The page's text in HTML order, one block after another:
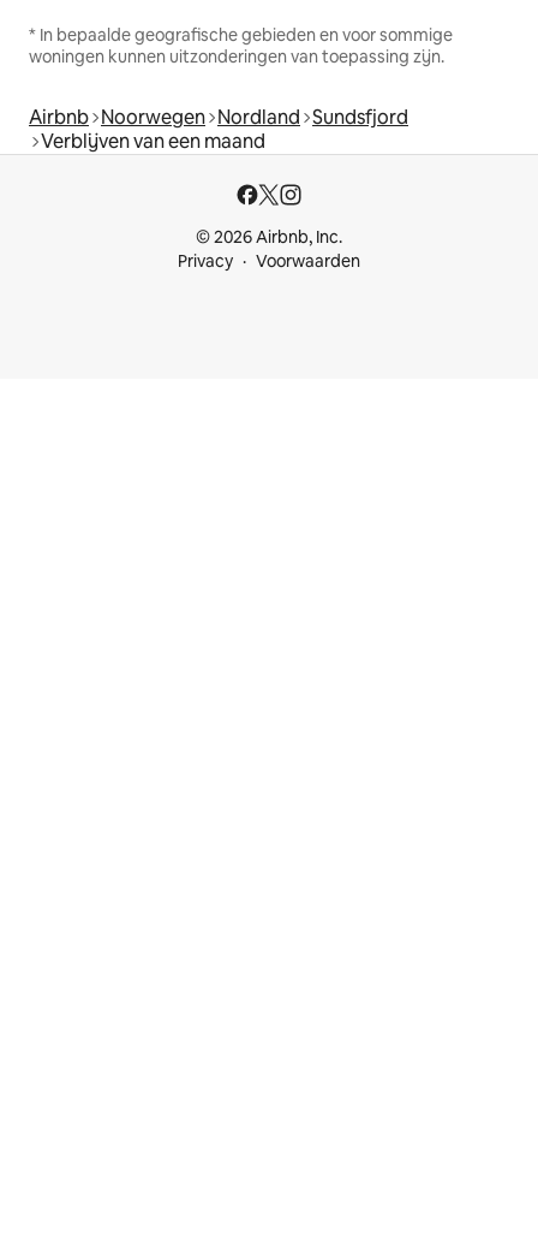
* In bepaalde geografische gebieden en voor sommige
woningen kunnen uitzonderingen van toepassing zijn.
Airbnb Noorwegen Nordland Sundsfjord
Verblijven van een maand
© 2026 Airbnb, Inc.
Privacy
Voorwaarden